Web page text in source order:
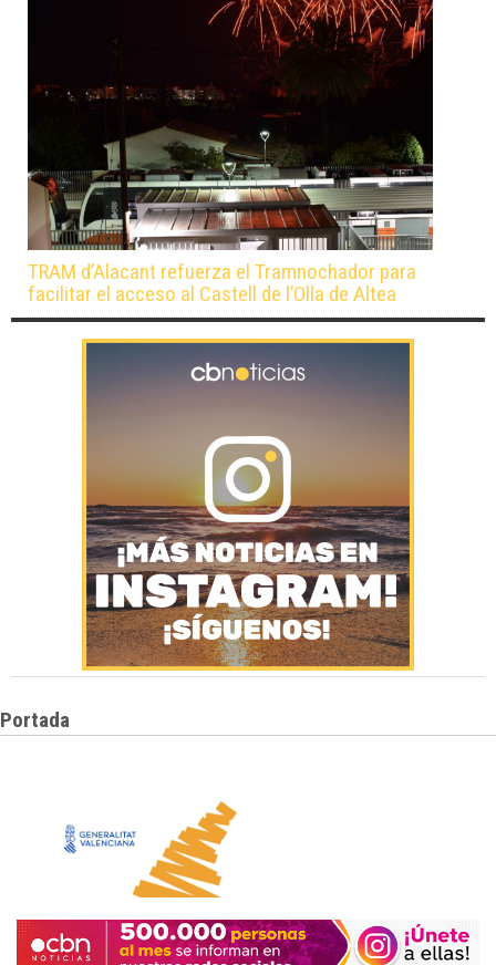
TRAM d’Alacant refuerza el Tramnochador para
facilitar el acceso al Castell de l’Olla de Altea
Portada